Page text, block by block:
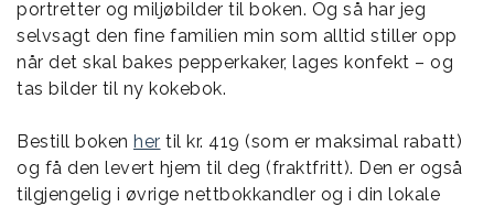
portretter og miljøbilder til boken. Og så har jeg
selvsagt den fine familien min som alltid stiller opp
når det skal bakes pepperkaker, lages konfekt – og
tas bilder til ny kokebok.
Bestill boken her til kr. 419 (som er maksimal rabatt)
og få den levert hjem til deg (fraktfritt). Den er også
tilgjengelig i øvrige nettbokkandler og i din lokale